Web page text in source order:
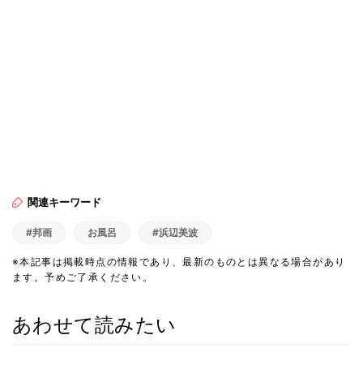
関連キーワード
#邦画 お風呂 #浜辺美波
※本記事は掲載時点の情報であり、最新のものとは異なる場合があり
ます。予めご了承ください。
あわせて読みたい